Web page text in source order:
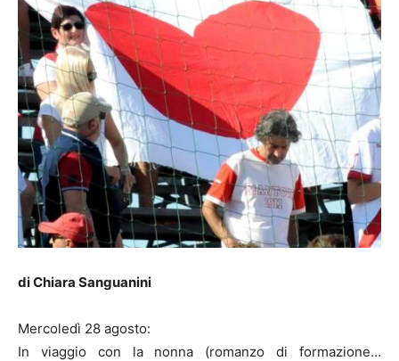
di Chiara Sanguanini
Mercoledì 28 agosto:
In viaggio con la nonna (romanzo di formazione…